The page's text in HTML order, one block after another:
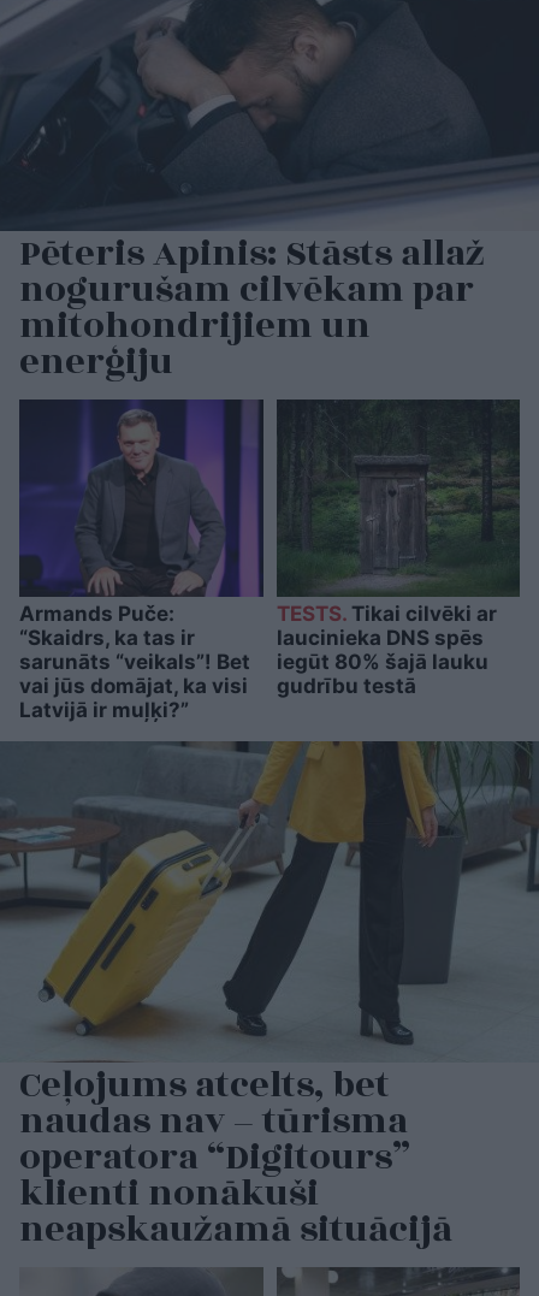
Pēteris Apinis: Stāsts allaž
nogurušam cilvēkam par
mitohondrijiem un
enerģiju
Armands Puče:
“Skaidrs, ka tas ir
sarunāts “veikals”! Bet
vai jūs domājat, ka visi
Latvijā ir muļķi?”
TESTS.Tikai cilvēki ar
laucinieka DNS spēs
iegūt 80% šajā lauku
gudrību testā
Ceļojums atcelts, bet
naudas nav – tūrisma
operatora “Digitours”
klienti nonākuši
neapskaužamā situācijā